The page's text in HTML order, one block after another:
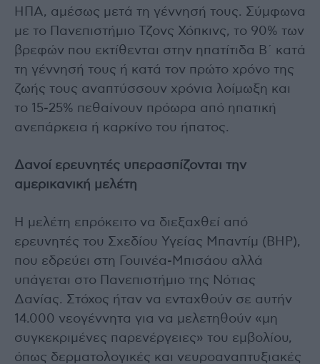
ΗΠΑ, αμέσως μετά τη γέννησή τους. Σύμφωνα
με το Πανεπιστήμιο Τζονς Χόπκινς, το 90% των
βρεφών που εκτίθενται στην ηπατίτιδα Β΄ κατά
τη γέννησή τους ή κατά τον πρώτο χρόνο της
ζωής τους αναπτύσσουν χρόνια λοίμωξη και
το 15-25% πεθαίνουν πρόωρα από ηπατική
ανεπάρκεια ή καρκίνο του ήπατος.
Δανοί ερευνητές υπερασπίζονται την
αμερικανική μελέτη
Η μελέτη επρόκειτο να διεξαχθεί από
ερευνητές του Σχεδίου Υγείας Μπαντίμ (BHP),
που εδρεύει στη Γουινέα-Μπισάου αλλά
υπάγεται στο Πανεπιστήμιο της Νότιας
Δανίας. Στόχος ήταν να ενταχθούν σε αυτήν
14.000 νεογέννητα για να μελετηθούν «μη
συγκεκριμένες παρενέργειες» του εμβολίου,
όπως δερματολογικές και νευροαναπτυξιακές